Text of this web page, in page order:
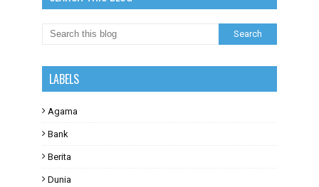
LABELS
Agama
Bank
Berita
Dunia